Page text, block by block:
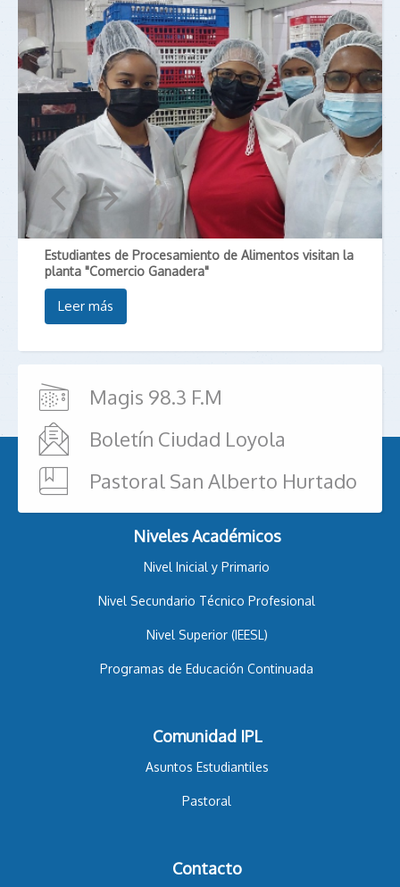
Estudiantes de Procesamiento de Alimentos visitan la
planta "Comercio Ganadera"
Leer más
Magis 98.3 F.M
Boletín Ciudad Loyola
Pastoral San Alberto Hurtado
Niveles Académicos
Nivel Inicial y Primario
Nivel Secundario Técnico Profesional
Nivel Superior (IEESL)
Programas de Educación Continuada
Comunidad IPL
Asuntos Estudiantiles
Pastoral
Contacto